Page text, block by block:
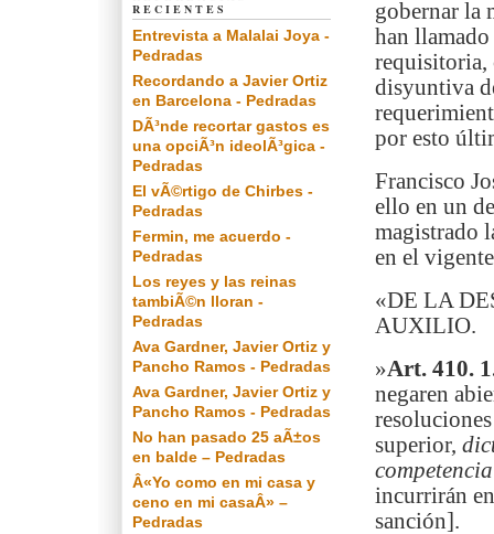
gobernar la
han
requisitoria,
disyuntiva
por esto
Francisco
ello en un
magistrado
en el
«DE LA
AUXILIO.
»Art. 410.
negaren
superior,
competencia
incurrirán
sanción].
RECIENTES
Entrevista a Malalai Joya -
Pedradas
Recordando a Javier Ortiz
en Barcelona - Pedradas
DÃ³nde recortar gastos es
una opciÃ³n ideolÃ³gica -
Pedradas
El vÃ©rtigo de Chirbes -
Pedradas
Fermin, me acuerdo -
Pedradas
Los reyes y las reinas
tambiÃ©n lloran -
Pedradas
Ava Gardner, Javier Ortiz y
Pancho Ramos - Pedradas
Ava Gardner, Javier Ortiz y
Pancho Ramos - Pedradas
No han pasado 25 aÃ±os
en balde – Pedradas
Â«Yo como en mi casa y
ceno en mi casaÂ» –
Pedradas